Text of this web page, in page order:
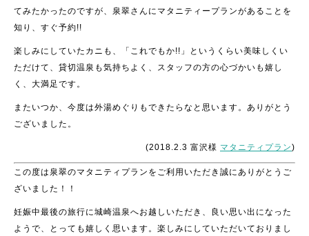
てみたかったのですが、泉翠さんにマタニティープランがあることを
知り、すぐ予約!!
楽しみにしていたカニも、「これでもか!!」というくらい美味しくい
ただけて、貸切温泉も気持ちよく、スタッフの方の心づかいも嬉し
く、大満足です。
またいつか、今度は外湯めぐりもできたらなと思います。ありがとう
ございました。
(2018.2.3 富沢様 マタニティプラン )
この度は泉翠のマタニティプランをご利用いただき誠にありがとうご
ざいました！！
妊娠中最後の旅行に城崎温泉へお越しいただき、良い思い出になった
ようで、とっても嬉しく思います。楽しみにしていただいておりまし